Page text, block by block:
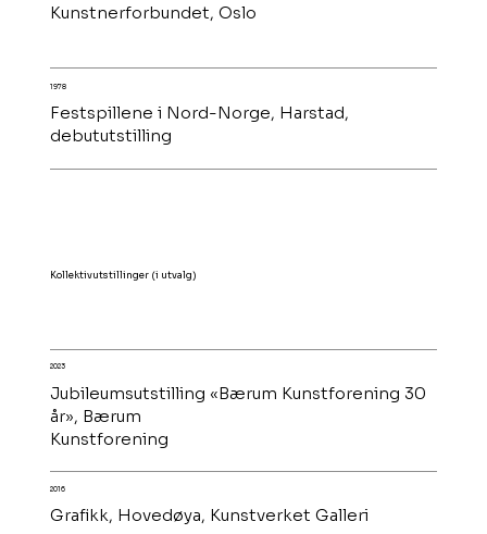
Kunstnerforbundet, Oslo
1978
Festspillene i Nord-Norge, Harstad,
debututstilling
Kollektivutstillinger (i utvalg)
2023
Jubileumsutstilling «Bærum Kunstforening 30
år», Bærum
Kunstforening
2016
Grafikk, Hovedøya, Kunstverket Galleri